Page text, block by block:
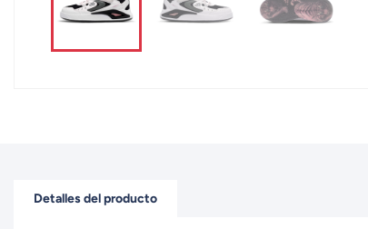
Detalles del producto